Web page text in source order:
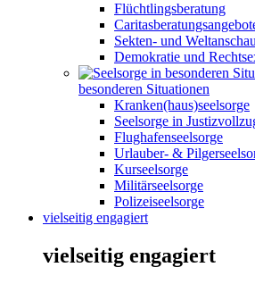
Flüchtlingsberatung
Sekten- und
Demokratie und
besonderen Situationen
Kranken(haus)seelsorge
Seelsorge in
Flughafenseelsorge
Urlauber- &
Kurseelsorge
Militärseelsorge
Polizeiseelsorge
vielseitig engagiert
vielseitig engagiert